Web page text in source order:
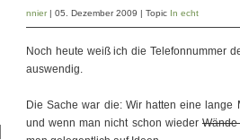
nnier| 05. Dezember 2009 | Topic In echt
Noch heute weiß ich die Telefonnummer
auswendig.
Die Sache war die: Wir hatten eine lange
und wenn man nicht schon wieder Wände